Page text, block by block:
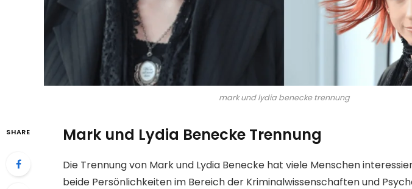
mark und lydia benecke trennung
SHARE Mark und Lydia Benecke Trennung
Die Trennung von Mark und Lydia Benecke hat viele Menschen
beide Persönlichkeiten im Bereich der Kriminalwissenschaften und